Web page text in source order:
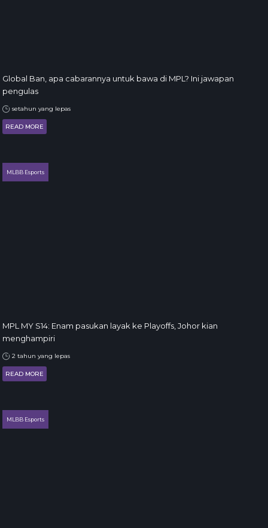
Global Ban, apa cabarannya untuk bawa di MPL? Ini jawapan
pengulas
setahun yang lepas
READ MORE
MLBB Esports
MPL MY S14: Enam pasukan layak ke Playoffs, Johor kian
menghampiri
2 tahun yang lepas
READ MORE
MLBB Esports